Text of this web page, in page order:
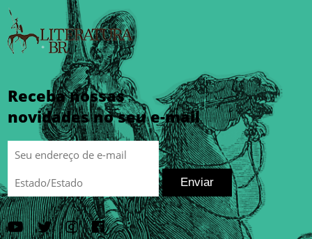
Receba nossas
novidades no seu e-mail
Enviar